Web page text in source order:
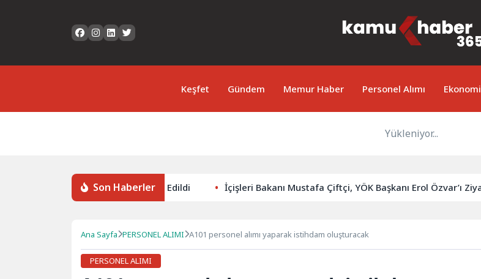
Keşfet Gündem Memur Haber Personel Alımı Ekonomi
Yükleniyor...
Son Haberler
308 Milyar Lira Tahsis Edildi İçişleri Bakanı Mustafa Çiftçi, YÖK Başkanı Erol Özvar’ı Ziyaret Etti
Ana Sayfa PERSONEL ALIMI A101 personel alımı yaparak istihdam oluşturacak
PERSONEL ALIMI